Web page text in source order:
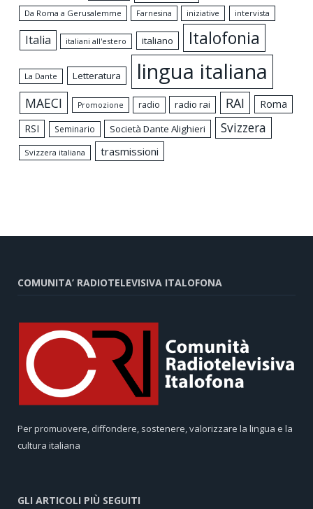
Da Roma a Gerusalemme
Farnesina iniziative intervista
Italia italiani all'estero italiano Italofonia
La Dante Letteratura lingua italiana
MAECI Promozione radio radio rai RAI
Roma
RSI
Seminario Società Dante Alighieri Svizzera
Svizzera italiana trasmissioni
COMUNITA’ RADIOTELEVISIVA ITALOFONA
Per promuovere, diffondere, sostenere, valorizzare la lingua e la
cultura italiana
GLI ARTICOLI PIÙ SEGUITI